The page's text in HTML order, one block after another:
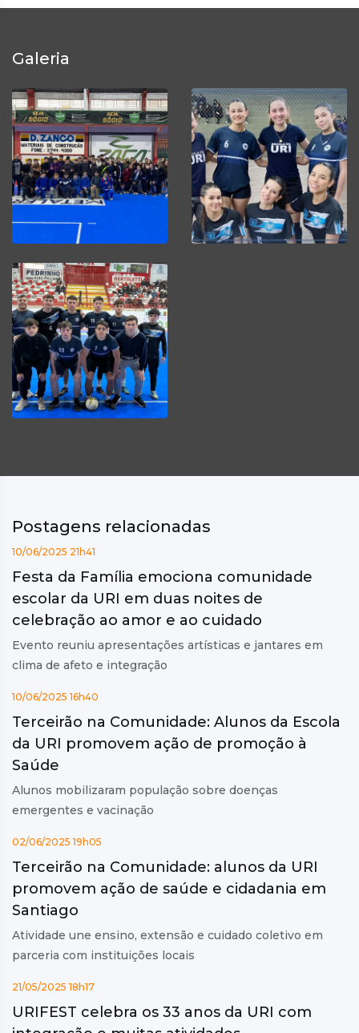
Galeria
Postagens relacionadas
10/06/2025 21h41
Festa da Família emociona comunidade
escolar da URI em duas noites de
celebração ao amor e ao cuidado
Evento reuniu apresentações artísticas e jantares em
clima de afeto e integração
10/06/2025 16h40
Terceirão na Comunidade: Alunos da Escola
da URI promovem ação de promoção à
Saúde
Alunos mobilizaram população sobre doenças
emergentes e vacinação
02/06/2025 19h05
Terceirão na Comunidade: alunos da URI
promovem ação de saúde e cidadania em
Santiago
Atividade une ensino, extensão e cuidado coletivo em
parceria com instituições locais
21/05/2025 18h17
URIFEST celebra os 33 anos da URI com